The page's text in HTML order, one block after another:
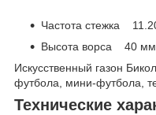
Частота стежка
Высота ворса 40 мм
Искусственный газон
футбола, мини-футбола,
Технические